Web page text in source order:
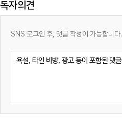
독자의견
SNS 로그인 후, 댓글 작성이 가능합니다.